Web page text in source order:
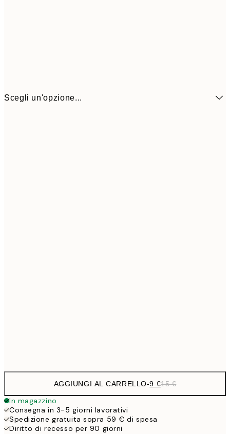
Scegli un'opzione...
AGGIUNGI AL CARRELLO-9 €15 €
In magazzino
Consegna in 3-5 giorni lavorativi
Spedizione gratuita sopra 59 € di spesa
Diritto di recesso per 90 giorni